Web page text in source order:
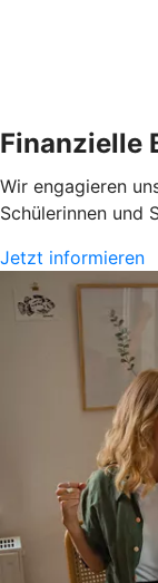
Finanzielle
Wir engagieren
Schülerinnen und
Jetzt informieren